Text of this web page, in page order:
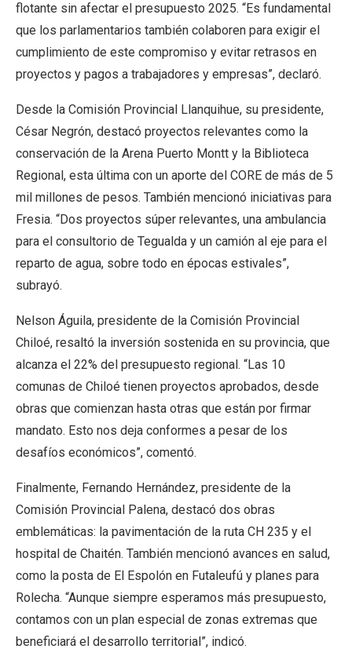
flotante sin afectar el presupuesto 2025. “Es fundamental
que los parlamentarios también colaboren para exigir el
cumplimiento de este compromiso y evitar retrasos en
proyectos y pagos a trabajadores y empresas”, declaró.
Desde la Comisión Provincial Llanquihue, su presidente,
César Negrón, destacó proyectos relevantes como la
conservación de la Arena Puerto Montt y la Biblioteca
Regional, esta última con un aporte del CORE de más de 5
mil millones de pesos. También mencionó iniciativas para
Fresia. “Dos proyectos súper relevantes, una ambulancia
para el consultorio de Tegualda y un camión al eje para el
reparto de agua, sobre todo en épocas estivales”,
subrayó.
Nelson Águila, presidente de la Comisión Provincial
Chiloé, resaltó la inversión sostenida en su provincia, que
alcanza el 22% del presupuesto regional. “Las 10
comunas de Chiloé tienen proyectos aprobados, desde
obras que comienzan hasta otras que están por firmar
mandato. Esto nos deja conformes a pesar de los
desafíos económicos”, comentó.
Finalmente, Fernando Hernández, presidente de la
Comisión Provincial Palena, destacó dos obras
emblemáticas: la pavimentación de la ruta CH 235 y el
hospital de Chaitén. También mencionó avances en salud,
como la posta de El Espolón en Futaleufú y planes para
Rolecha. “Aunque siempre esperamos más presupuesto,
contamos con un plan especial de zonas extremas que
beneficiará el desarrollo territorial”, indicó.